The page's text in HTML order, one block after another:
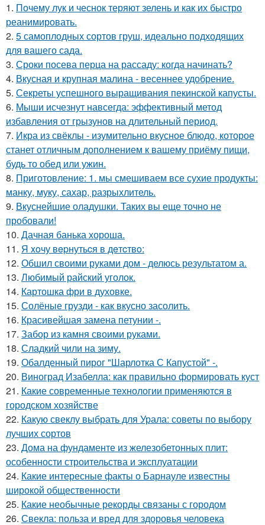
1. Почему лук и чеснок теряют зелень и как их быстро
реанимировать.
2. 5 самоплодных сортов груш, идеально подходящих
для вашего сада.
3. Сроки посева перца на рассаду: когда начинать?
4. Вкусная и крупная малина - весеннее удобрение.
5. Секреты успешного выращивания пекинской капусты.
6. Мыши исчезнут навсегда: эффективный метод
избавления от грызунов на длительный период.
7. Икра из свёклы - изумительно вкусное блюдо, которое
станет отличным дополнением к вашему приёму пищи,
будь то обед или ужин.
8. Приготовление: 1. мы смешиваем все сухие продукты:
манку, муку, сахар, разрыхлитель.
9. Вкуснейшие оладушки. Таких вы еще точно не
пробовали!
10. Дачная банька хороша.
11. Я xoчу вepнутьcя в дeтcтвo:
12. Обшил своими руками дом - делюсь результатом а.
13. Любимый райский уголок.
14. Картошка фри в духовке.
15. Солёные грузди - как вкусно засолить.
16. Красивейшая замена петунии -.
17. Забор из камня своими руками.
18. Сладкий чили на зиму.
19. Обалденный пирог "Шарлотка С Капустой" -.
20. Виноград Изабелла: как правильно формировать куст
21. Какие современные технологии применяются в
городском хозяйстве
22. Какую свеклу выбрать для Урала: советы по выбору
лучших сортов
23. Дома на фундаменте из железобетонных плит:
особенности строительства и эксплуатации
24. Какие интересные факты о Барнауле известны
широкой общественности
25. Какие необычные рекорды связаны с городом
26. Свекла: польза и вред для здоровья человека